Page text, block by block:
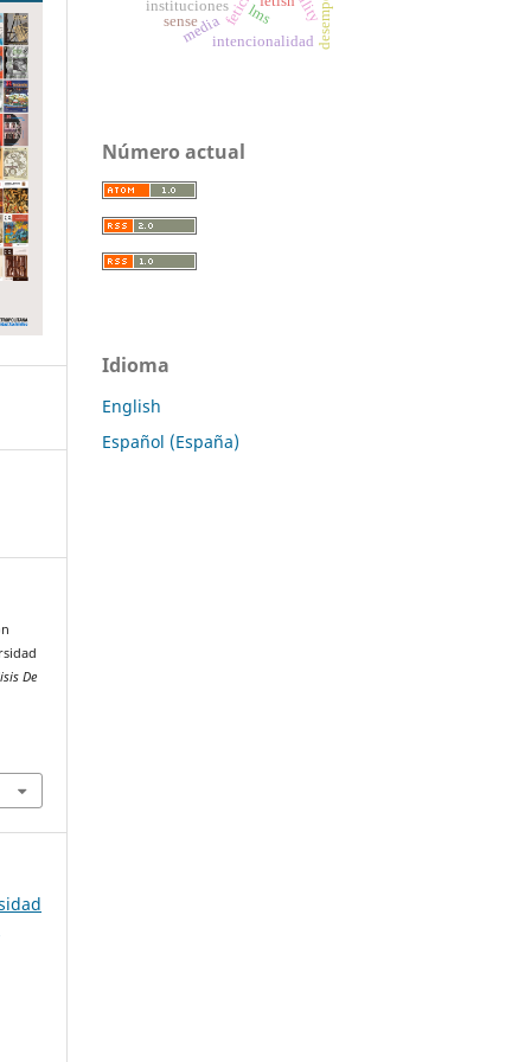
De
instituciones
media lms
sense
intencionalidad
Número actual
Idioma
English
Español (España)